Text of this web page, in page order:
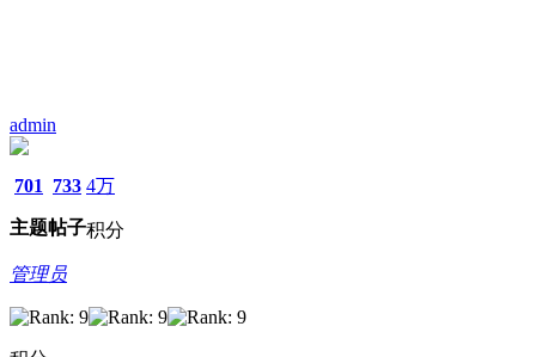
admin
701
主题
733
帖子
4万
积分
管理员